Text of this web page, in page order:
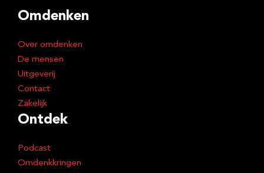
Omdenken
Over omdenken
De mensen
Uitgeverij
Contact
Zakelijk
Ontdek
Podcast
Omdenkkringen